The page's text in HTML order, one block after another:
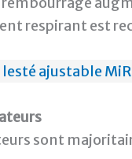
respirant est
ajustable
sont